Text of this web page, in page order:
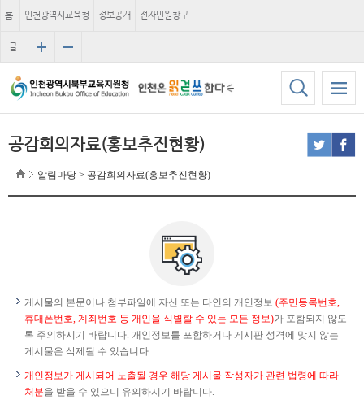
홈 인천광역시교육청 정보공개 전자민원창구
글
자
기
공감회의자료(홍보추진현황)
알림마당 > 공감회의자료(홍보추진현황)
게시물의 본문이나 첨부파일에 자신 또는 타인의 개인정보 (주민등록번호,
휴대폰번호, 계좌번호 등 개인을 식별할 수 있는 모든 정보)가 포함되지 않도
록 주의하시기 바랍니다. 개인정보를 포함하거나 게시판 성격에 맞지 않는
게시물은 삭제될 수 있습니다.
개인정보가 게시되어 노출될 경우 해당 게시물 작성자가 관련 법령에 따라
처분을 받을 수 있으니 유의하시기 바랍니다.